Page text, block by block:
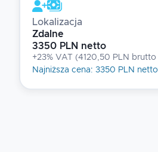
Lokalizacja
Zdalne
3350 PLN netto
+23% VAT (4120,50 PLN brutto
Najniższa cena: 3350 PLN netto